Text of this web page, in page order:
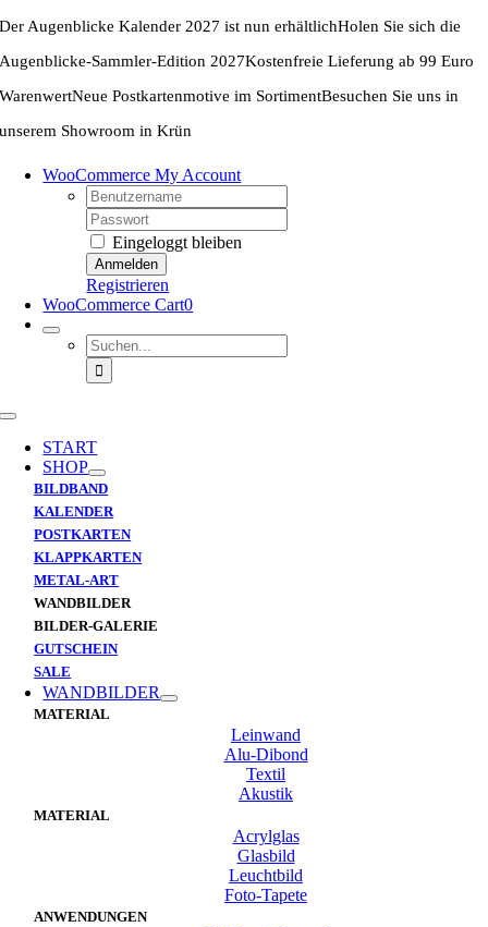
Zum
Inhalt
springen
Der Augenblicke Kalender 2027 ist nun erhältlichHolen Sie sich die
Augenblicke-Sammler-Edition 2027Kostenfreie Lieferung ab 99 Euro
WarenwertNeue Postkartenmotive im SortimentBesuchen Sie uns in
unserem Showroom in Krün
WooCommerce My Account
Username:
Password:
Eingeloggt bleiben
Registrieren
WooCommerce Cart0
Suche
nach:
Toggle
NavigationSTART
SHOP
BILDBAND
KALENDER
POSTKARTEN
KLAPPKARTEN
METAL-ART
WANDBILDER
BILDER-GALERIE
GUTSCHEIN
SALE
WANDBILDER
MATERIAL
Leinwand
Alu-Dibond
Textil
Akustik
MATERIAL
Acrylglas
Glasbild
Leuchtbild
Foto-Tapete
ANWENDUNGEN